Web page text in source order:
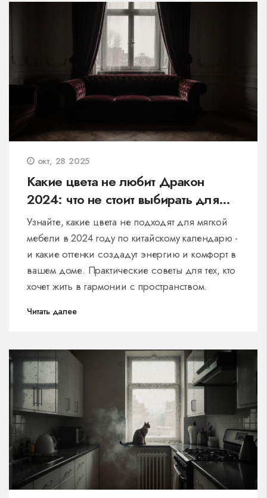
окт, 28 2025
Какие цвета не любит Дракон
2024: что не стоит выбирать для
мягкой мебели
Узнайте, какие цвета не подходят для мягкой
мебели в 2024 году по китайскому календарю -
и какие оттенки создадут энергию и комфорт в
вашем доме. Практические советы для тех, кто
хочет жить в гармонии с пространством.
Читать далее